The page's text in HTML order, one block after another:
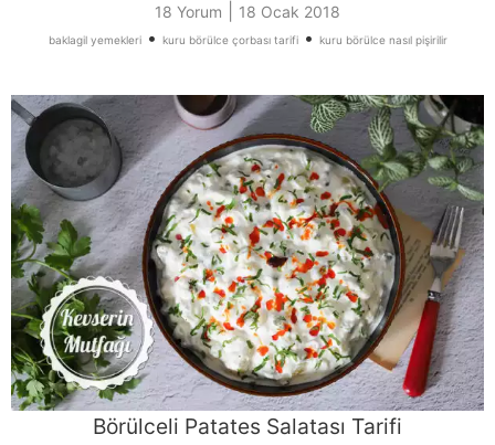
18 Yorum 18 Ocak 2018
baklagil yemekleri• kuru börülce çorbası tarifi• kuru börülce nasıl pişirilir
Börülceli Patates Salatası Tarifi